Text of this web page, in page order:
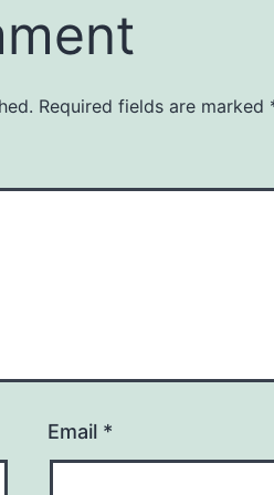
Required fields are marked
Email *